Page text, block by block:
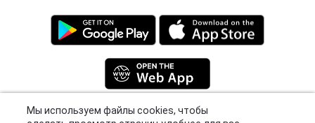
Privacy Policy|Terms| Support
Мы используем файлы cookies, чтобы
сделать просмотр страниц удобнее для вас.
Откройте наши
Правилами обработки файлов